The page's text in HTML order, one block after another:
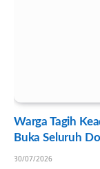
Warga Tagih
Buka Seluruh
30/07/2026